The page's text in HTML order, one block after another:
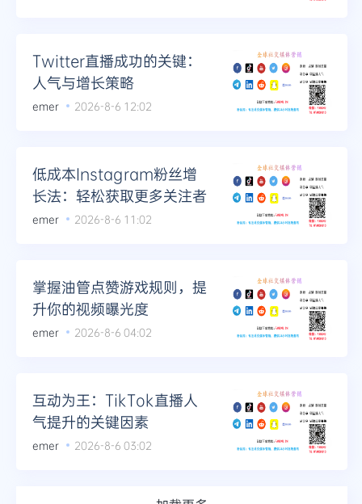
Twitter直播成功的关键：
人气与增长策略
emer 2026-8-6 12:02
低成本Instagram粉丝增
长法：轻松获取更多关注者
emer 2026-8-6 11:02
掌握油管点赞游戏规则，提
升你的视频曝光度
emer 2026-8-6 04:02
互动为王：TikTok直播人
气提升的关键因素
emer 2026-8-6 03:02